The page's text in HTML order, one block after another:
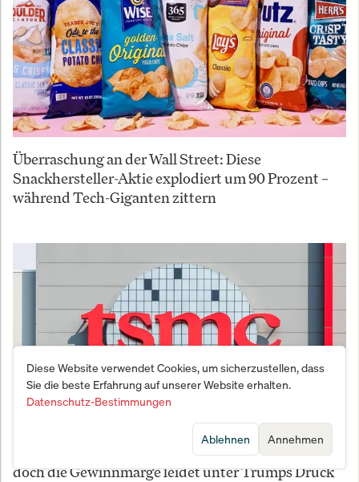
Überraschung an der Wall Street: Diese
Snackhersteller-Aktie explodiert um 90 Prozent –
während Tech-Giganten zittern
TSMC investiert 200 Milliarden Dollar in USA –
doch die Gewinnmarge leidet unter Trumps Druck
Diese Website verwendet Cookies, um sicherzustellen, dass
Sie die beste Erfahrung auf unserer Website erhalten.
Datenschutz-Bestimmungen
Annehmen
Ablehnen